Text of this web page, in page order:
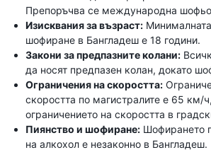
Препоръчва се международна
Изисквания за възраст:
шофиране в Бангладеш е 18 години.
Закони за предпазните колани:
да носят предпазен колан, докато
Ограничения на скоростта:
скоростта по магистралите е 65 км/
ограничението на скоростта в
Пиянство и шофиране: Шофирането
на алкохол е незаконно в Бангладеш.